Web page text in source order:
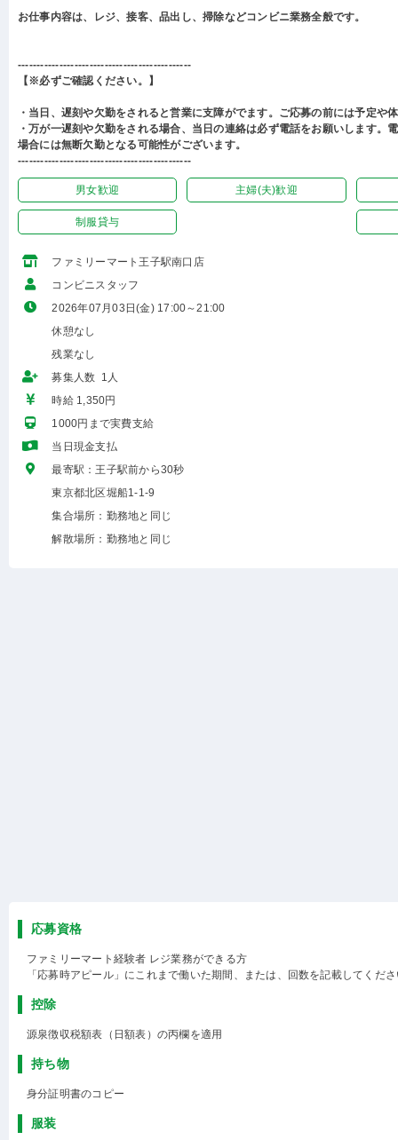
お仕事内容は、レジ、接客、品出し、掃除などコンビニ業務全般です。
----------------------------------------------
【※必ずご確認ください。】
・当日、遅刻や欠勤をされると営業に支障がでます。ご応募の前には予定や
・万が一遅刻や欠勤をされる場合、当日の連絡は必ず電話をお願いします。
場合には無断欠勤となる可能性がございます。
----------------------------------------------
男女歓迎 主婦(夫)歓迎
制服貸与
ファミリーマート王子駅南口店
コンビニスタッフ
2026年07月03日(金) 17:00～21:00
休憩なし
残業なし
募集人数 1人
時給 1,350円
1000円まで実費支給
当日現金支払
最寄駅：王子駅前から30秒
東京都北区堀船1-1-9
集合場所：勤務地と同じ
解散場所：勤務地と同じ
応募資格
ファミリーマート経験者 レジ業務ができる方
「応募時アピール」にこれまで働いた期間、または、回数を記載してくだ
控除
源泉徴収税額表（日額表）の丙欄を適用
持ち物
身分証明書のコピー
服装